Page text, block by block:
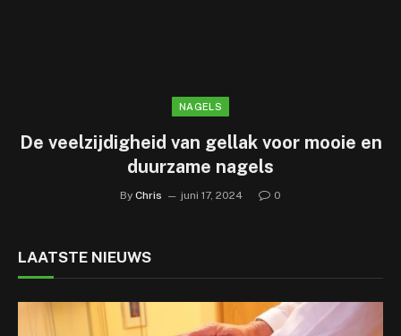
NAGELS
De veelzijdigheid van gellak voor mooie en
duurzame nagels
By Chris juni 17, 2024 0
LAATSTE NIEUWS